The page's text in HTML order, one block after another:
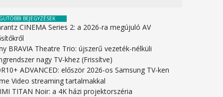
BEJEGYZÉSEK
CINEMA Series 2: a 2026-ra megújuló AV
BRAVIA Theatre Trio: újszerű vezeték-nélküli
nagy TV-khez (Frissítve)
ADVANCED: először 2026-os Samsung TV-ken
Video streaming tartalmakkal
TITAN Noir: a 4K házi projektorszéria